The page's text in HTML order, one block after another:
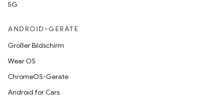
5G
ANDROID-GERÄTE
Großer Bildschirm
Wear OS
ChromeOS-Geräte
Android for Cars